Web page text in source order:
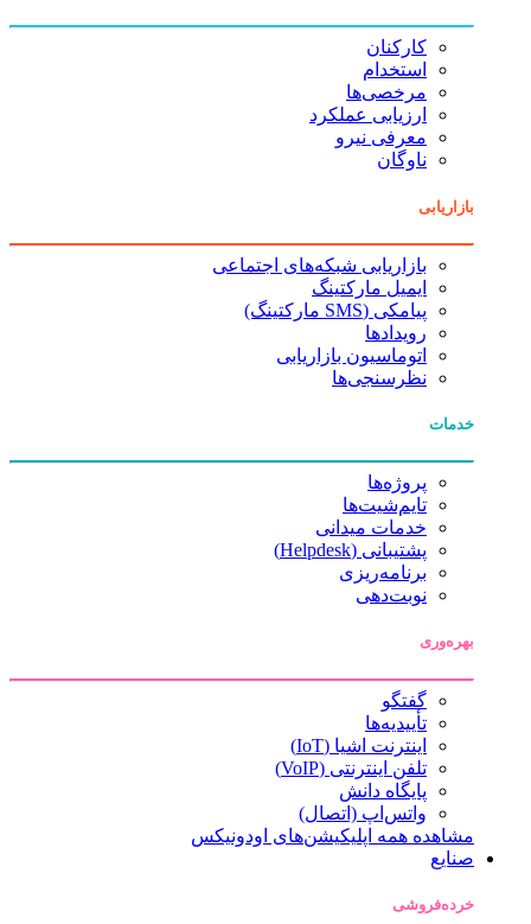
کارکنان
استخدام
مرخصی‌ها
ارزیابی عملکرد
معرفی نیرو
ناوگان
بازاریابی
بازاریابی شبکه‌های اجتماعی
ایمیل مارکتینگ
پیامکی (SMS مارکتینگ)
رویدادها
اتوماسیون بازاریابی
نظرسنجی‌ها
خدمات
پروژه‌ها
تایم‌شیت‌ها
خدمات میدانی
پشتیبانی (Helpdesk)
برنامه‌ریزی
نوبت‌دهی
بهره‌وری
گفتگو
تأییدیه‌ها
اینترنت اشیا (IoT)
تلفن اینترنتی (VoIP)
پایگاه دانش
واتس‌اپ (اتصال)
مشاهده همه اپلیکیشن‌های اودونیکس
صنایع
خرده‌فروشی